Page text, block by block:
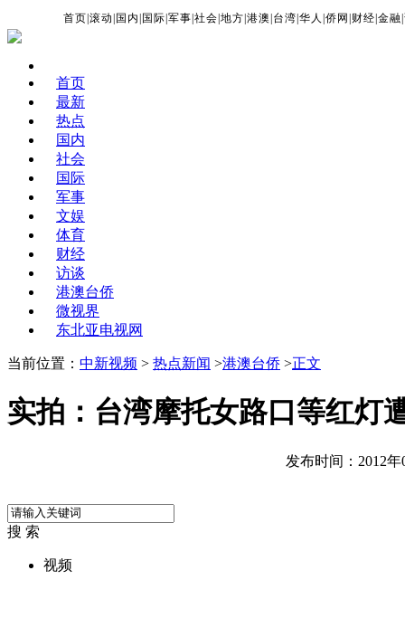
首页 |滚动 国内 国际 |军事 |社会 |地方 |港澳 台湾 |华人 |侨网 财经 |金融 |
首页
最新
热点
国内
社会
国际
军事
文娱
体育
财经
访谈
港澳台侨
微视界
东北亚电视网
当前位置： 中新视频 > 热点新闻 >港澳台侨 >正文
实拍：台湾摩托女路口等红灯
发布时间：2012年
搜 索
视频